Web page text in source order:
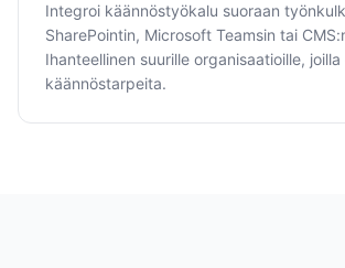
Integroi käännöstyökalu suoraan
SharePointin, Microsoft Teamsin tai
Ihanteellinen suurille organisaatioille,
käännöstarpeita.